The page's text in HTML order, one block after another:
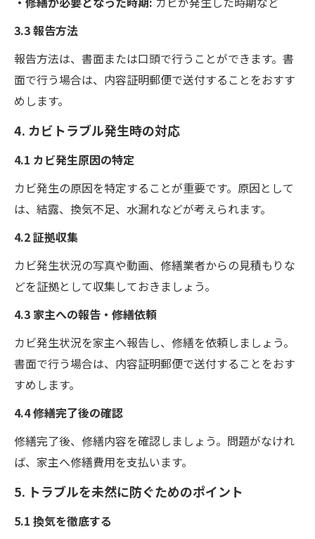
3.3 報告方法
報告方法は、書面または口頭で行うことができます。書
面で行う場合は、内容証明郵便で送付することをおすす
めします。
4. カビトラブル発生時の対応
4.1 カビ発生原因の特定
カビ発生の原因を特定することが重要です。原因として
は、結露、換気不足、水漏れなどが考えられます。
4.2 証拠収集
カビ発生状況の写真や動画、修繕業者からの見積もりな
どを証拠として収集しておきましょう。
4.3 家主への報告・修繕依頼
カビ発生状況を家主へ報告し、修繕を依頼しましょう。
書面で行う場合は、内容証明郵便で送付することをおす
すめします。
4.4 修繕完了後の確認
修繕完了後、修繕内容を確認しましょう。問題がなけれ
ば、家主へ修繕費用を支払います。
5. トラブルを未然に防ぐためのポイント
5.1 換気を徹底する